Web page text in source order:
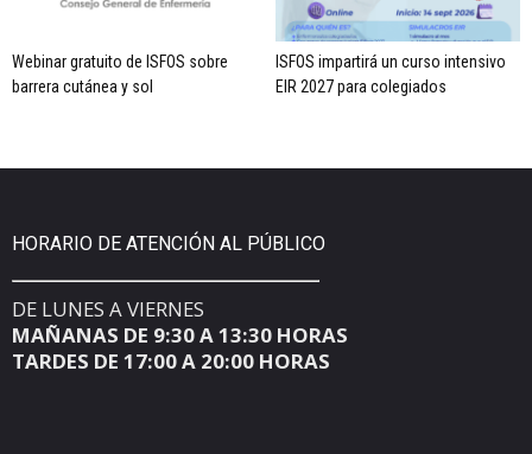
Webinar gratuito de ISFOS sobre
barrera cutánea y sol
ISFOS impartirá un curso intensivo
EIR 2027 para colegiados
HORARIO DE ATENCIÓN AL PÚBLICO
DE LUNES A VIERNES
MAÑANAS DE 9:30 A 13:30 HORAS
TARDES DE 17:00 A 20:00 HORAS